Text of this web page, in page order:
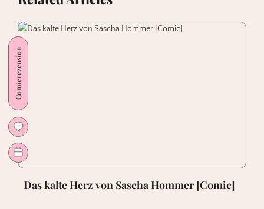
Comicrezension
Das kalte Herz von Sascha Hommer [Comic]